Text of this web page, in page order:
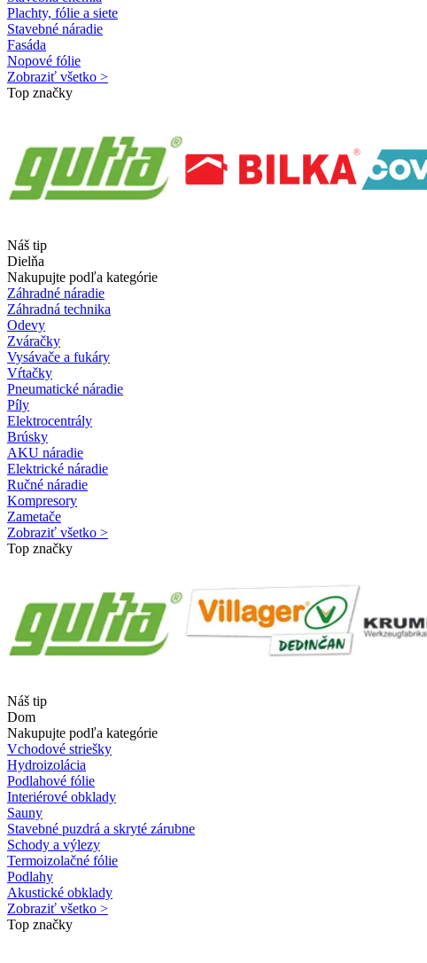
Plachty, fólie a siete
Stavebné náradie
Fasáda
Nopové fólie
Zobraziť všetko >
Top značky
Náš tip
Dielňa
Nakupujte podľa kategórie
Záhradné náradie
Záhradná technika
Odevy
Zváračky
Vysávače a fukáry
Vŕtačky
Pneumatické náradie
Píly
Elektrocentrály
Brúsky
AKU náradie
Elektrické náradie
Ručné náradie
Kompresory
Zametače
Zobraziť všetko >
Top značky
Náš tip
Dom
Nakupujte podľa kategórie
Vchodové striešky
Hydroizolácia
Podlahové fólie
Interiérové obklady
Sauny
Stavebné puzdrá a skryté zárubne
Schody a výlezy
Termoizolačné fólie
Podlahy
Akustické obklady
Zobraziť všetko >
Top značky